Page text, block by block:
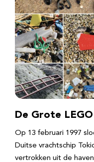
De Grote
Op 13 februari 1997
Duitse vrachtschip
vertrokken uit de